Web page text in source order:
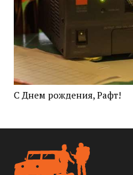
С Днем рождения, Рафт!